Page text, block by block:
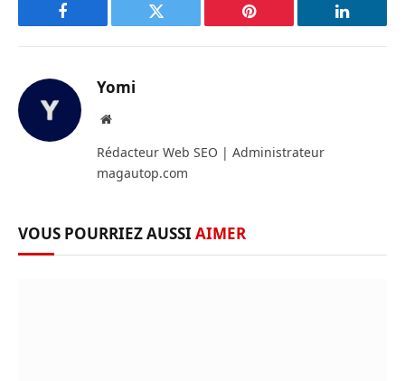
Facebook Twitter Pinterest LinkedIn
Yomi
Site
Rédacteur Web SEO | Administrateur
magautop.com
VOUS POURRIEZ AUSSI AIMER